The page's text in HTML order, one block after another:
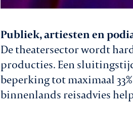
Publiek, artiesten en
De theatersector wordt
producties. Een
beperking tot maximaal
binnenlands reisadvies